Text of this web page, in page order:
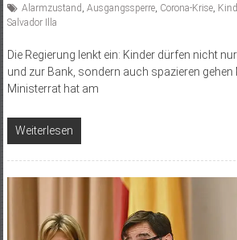
Alarmzustand , Ausgangssperre, Corona-Krise,
Salvador Illa
Die Regierung lenkt ein: Kinder dürfen nicht
und zur Bank, sondern auch spazieren gehen
Ministerrat hat am
Weiterlesen